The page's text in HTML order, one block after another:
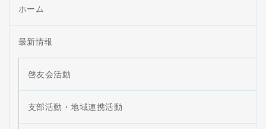
ホーム
最新情報
啓友会活動
支部活動・地域連携活動